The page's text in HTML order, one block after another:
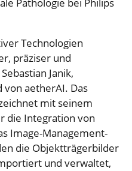
Technologien
präziser und
Janik,
aetherAI. Das
mit seinem
die Integration von
Image-Management-
die Objektträgerbilder
und verwaltet,